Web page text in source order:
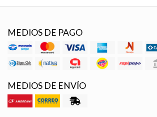
MEDIOS DE PAGO
MEDIOS DE ENVÍO